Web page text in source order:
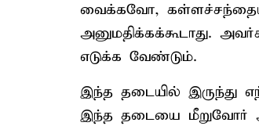
வைக்கவோ,
அனுமதிக்கக்கூடாது.
எடுக்க வேண்டும்.
இந்த தடையில் இருந்து
இந்த தடையை மீறுவோர்